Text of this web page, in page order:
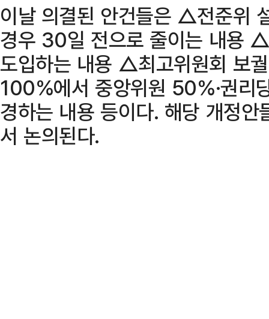
이날 의결된 안건들은 △전준위
경우 30일 전으로 줄이는 내용
도입하는 내용 △최고위원회 보
100%에서 중앙위원 50%·권리
경하는 내용 등이다. 해당 개정
서 논의된다.